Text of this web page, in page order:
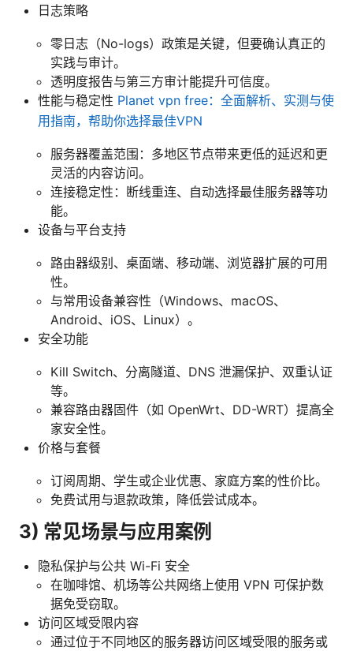
日志策略
零日志（No-logs）政策是关键，但要确认真正的
实践与审计。
透明度报告与第三方审计能提升可信度。
性能与稳定性 Planet vpn free：全面解析、实测与使
用指南，帮助你选择最佳VPN
服务器覆盖范围：多地区节点带来更低的延迟和更
灵活的内容访问。
连接稳定性：断线重连、自动选择最佳服务器等功
能。
设备与平台支持
路由器级别、桌面端、移动端、浏览器扩展的可用
性。
与常用设备兼容性（Windows、macOS、
Android、iOS、Linux）。
安全功能
Kill Switch、分离隧道、DNS 泄漏保护、双重认证
等。
兼容路由器固件（如 OpenWrt、DD-WRT）提高全
家安全性。
价格与套餐
订阅周期、学生或企业优惠、家庭方案的性价比。
免费试用与退款政策，降低尝试成本。
3) 常见场景与应用案例
隐私保护与公共 Wi-Fi 安全
在咖啡馆、机场等公共网络上使用 VPN 可保护数
据免受窃取。
访问区域受限内容
通过位于不同地区的服务器访问区域受限的服务或